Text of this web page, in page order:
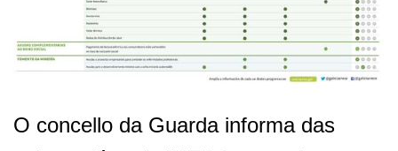
O concello da Guarda informa das